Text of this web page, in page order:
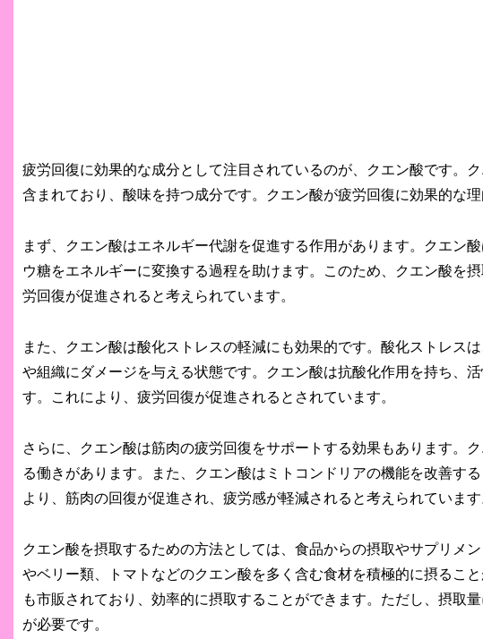
疲労回復に効果的な成分として注目されているのが、クエン酸です。
含まれており、酸味を持つ成分です。クエン酸が疲労回復に効果的な
まず、クエン酸はエネルギー代謝を促進する作用があります。クエン
ウ糖をエネルギーに変換する過程を助けます。このため、クエン酸を
労回復が促進されると考えられています。
また、クエン酸は酸化ストレスの軽減にも効果的です。酸化ストレス
や組織にダメージを与える状態です。クエン酸は抗酸化作用を持ち、
す。これにより、疲労回復が促進されるとされています。
さらに、クエン酸は筋肉の疲労回復をサポートする効果もあります。
る働きがあります。また、クエン酸はミトコンドリアの機能を改善す
より、筋肉の回復が促進され、疲労感が軽減されると考えられています
クエン酸を摂取するための方法としては、食品からの摂取やサプリメ
やベリー類、トマトなどのクエン酸を多く含む食材を積極的に摂るこ
も市販されており、効率的に摂取することができます。ただし、摂取
が必要です。